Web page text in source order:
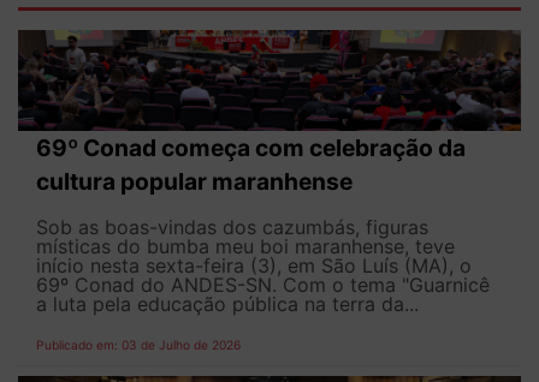
69º Conad começa com celebração da
cultura popular maranhense
Sob as boas-vindas dos cazumbás, figuras
místicas do bumba meu boi maranhense, teve
início nesta sexta-feira (3), em São Luís (MA), o
69º Conad do ANDES-SN. Com o tema "Guarnicê
a luta pela educação pública na terra da...
Publicado em: 03 de Julho de 2026